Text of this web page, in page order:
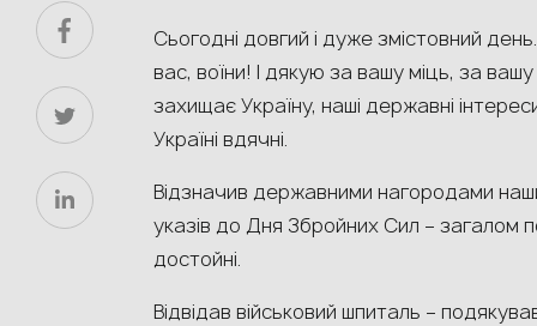
Сьогодні довгий і дуже змістовний
вас, воїни! І дякую за вашу міць, за
захищає Україну, наші державні
Україні вдячні.
Відзначив державними нагородами
указів до Дня Збройних Сил – загалом
достойні.
Відвідав військовий шпиталь –